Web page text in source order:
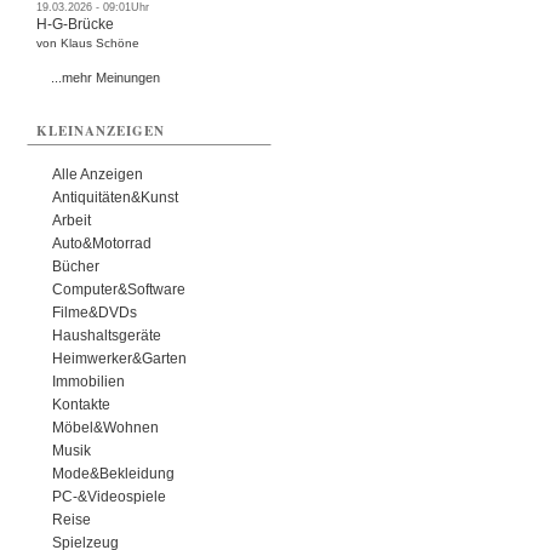
19.03.2026 - 09:01Uhr
H-G-Brücke
von Klaus Schöne
...mehr Meinungen
KLEINANZEIGEN
Alle Anzeigen
Antiquitäten&Kunst
Arbeit
Auto&Motorrad
Bücher
Computer&Software
Filme&DVDs
Haushaltsgeräte
Heimwerker&Garten
Immobilien
Kontakte
Möbel&Wohnen
Musik
Mode&Bekleidung
PC-&Videospiele
Reise
Spielzeug